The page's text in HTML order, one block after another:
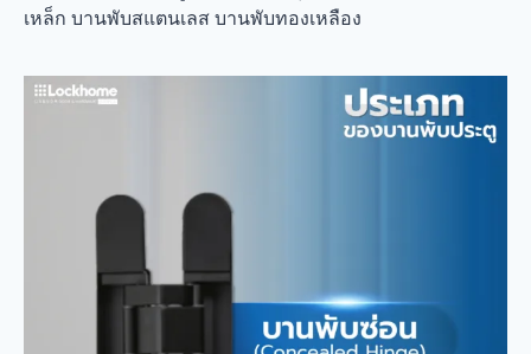
เหล็ก บานพับสแตนเลส บานพับทองเหลือง